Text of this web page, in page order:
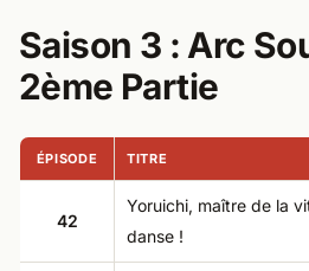
Saison 3 : Arc
2ème Partie​
ÉPISODE TITRE
42
Yoruichi, maître de la
danse !